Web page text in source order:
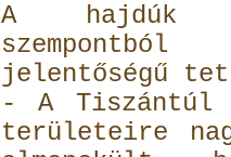
A hajdúk
jelentőségű
- A Tiszántúl
területeire